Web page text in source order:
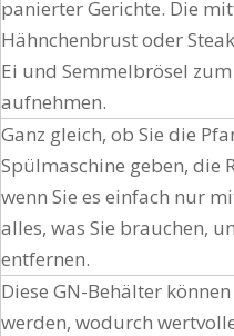
panierter Gerichte. Die
Hähnchenbrust oder
Ei und Semmelbrösel
aufnehmen.
Ganz gleich, ob Sie die
Spülmaschine geben, die
wenn Sie es einfach nur
alles, was Sie brauchen,
entfernen.
Diese GN-Behälter
werden, wodurch